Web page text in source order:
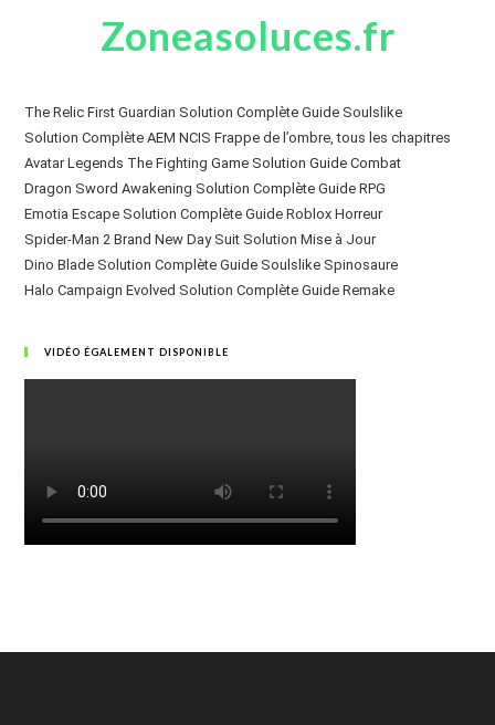
Zoneasoluces.fr
The Relic First Guardian Solution Complète Guide Soulslike
Solution Complète AEM NCIS Frappe de l’ombre, tous les chapitres
Avatar Legends The Fighting Game Solution Guide Combat
Dragon Sword Awakening Solution Complète Guide RPG
Emotia Escape Solution Complète Guide Roblox Horreur
Spider-Man 2 Brand New Day Suit Solution Mise à Jour
Dino Blade Solution Complète Guide Soulslike Spinosaure
Halo Campaign Evolved Solution Complète Guide Remake
VIDÉO ÉGALEMENT DISPONIBLE